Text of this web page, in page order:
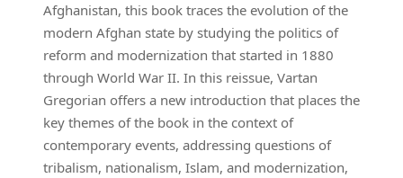
Afghanistan, this book traces the evolution of the
modern Afghan state by studying the politics of
reform and modernization that started in 1880
through World War II. In this reissue, Vartan
Gregorian offers a new introduction that places the
key themes of the book in the context of
contemporary events, addressing questions of
tribalism, nationalism, Islam, and modernization,